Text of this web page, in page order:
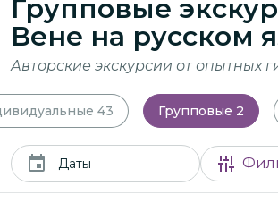
Групповые
Вене на русском
Авторские экскурсии от опытных
43 Групповые 2
Даты